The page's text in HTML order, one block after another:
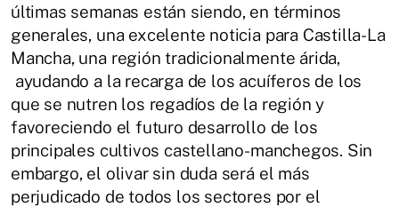
últimas semanas están siendo, en términos
generales, una excelente noticia para Castilla-La
Mancha, una región tradicionalmente árida,
ayudando a la recarga de los acuíferos de los
que se nutren los regadíos de la región y
favoreciendo el futuro desarrollo de los
principales cultivos castellano-manchegos. Sin
embargo, el olivar sin duda será el más
perjudicado de todos los sectores por el